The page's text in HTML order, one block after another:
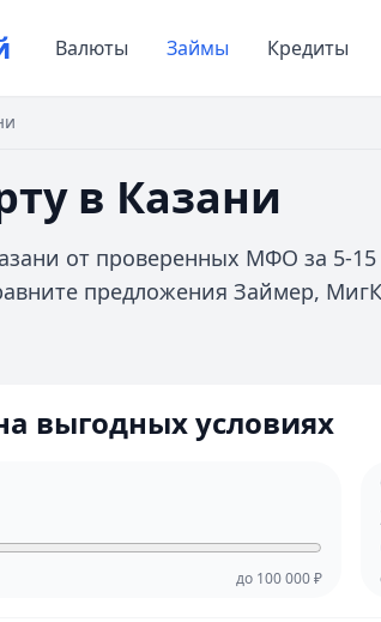
Валюты Займы Кредиты
в Казани
от проверенных МФО за 5-
предложения Займер,
выгодных условиях
до 100 000₽